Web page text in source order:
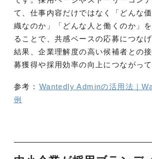
て、仕事内容だけではなく「どんな
織なのか」「どんな人と働くのか」
ることで、共感ベースの応募につな
結果、企業理解度の高い候補者との
募獲得や採用効率の向上につながって
参考： Wantedly Adminの活用法｜
例